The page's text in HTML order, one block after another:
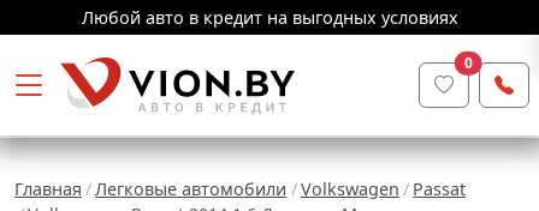
Любой авто в кредит на выгодных условиях
0
Главная Легковые автомобили Volkswagen
Passat